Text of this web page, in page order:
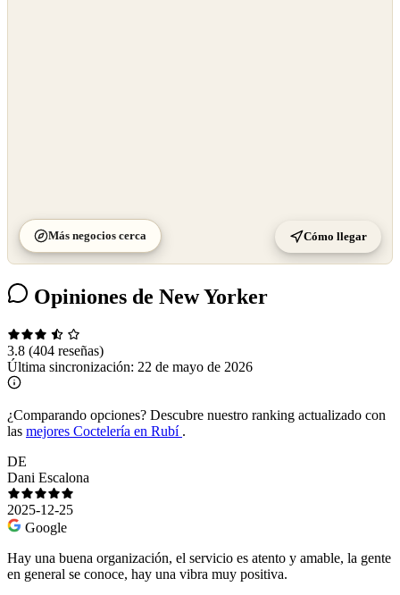
Más negocios cerca Cómo llegar
Opiniones de New Yorker
3.8 (404 reseñas)
Última sincronización: 22 de mayo de 2026
¿Comparando opciones? Descubre nuestro ranking actualizado con
las mejores Coctelería en Rubí .
DE
Dani Escalona
2025-12-25
Google
Hay una buena organización, el servicio es atento y amable, la gente
en general se conoce, hay una vibra muy positiva.